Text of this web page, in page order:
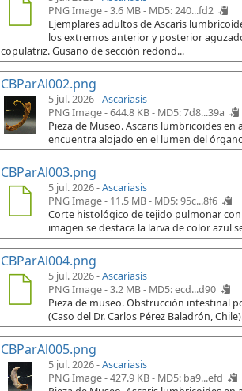
PNG Image - 3.6 MB - MD5: 240...fd2
Ejemplares adultos de Ascaris
los extremos anterior y posterior
copulatriz. Gusano de sección redond...
CBParAl002.png
5 jul. 2026 -Ascariasis
PNG Image - 644.8 KB - MD5: 7d8...39a
Pieza de Museo. Ascaris lumbricoides
encuentra alojado en el lumen del
CBParAl003.png
5 jul. 2026 -Ascariasis
PNG Image - 11.5 MB - MD5: 95c...8f6
Corte histológico de tejido pulmonar con
imagen se destaca la larva de color
CBParAl004.png
5 jul. 2026 -Ascariasis
PNG Image - 3.2 MB - MD5: ecd...d90
Pieza de museo. Obstrucción intestinal
(Caso del Dr. Carlos Pérez Baladrón,
CBParAl005.png
5 jul. 2026 -Ascariasis
PNG Image - 427.9 KB - MD5: ba9...efd